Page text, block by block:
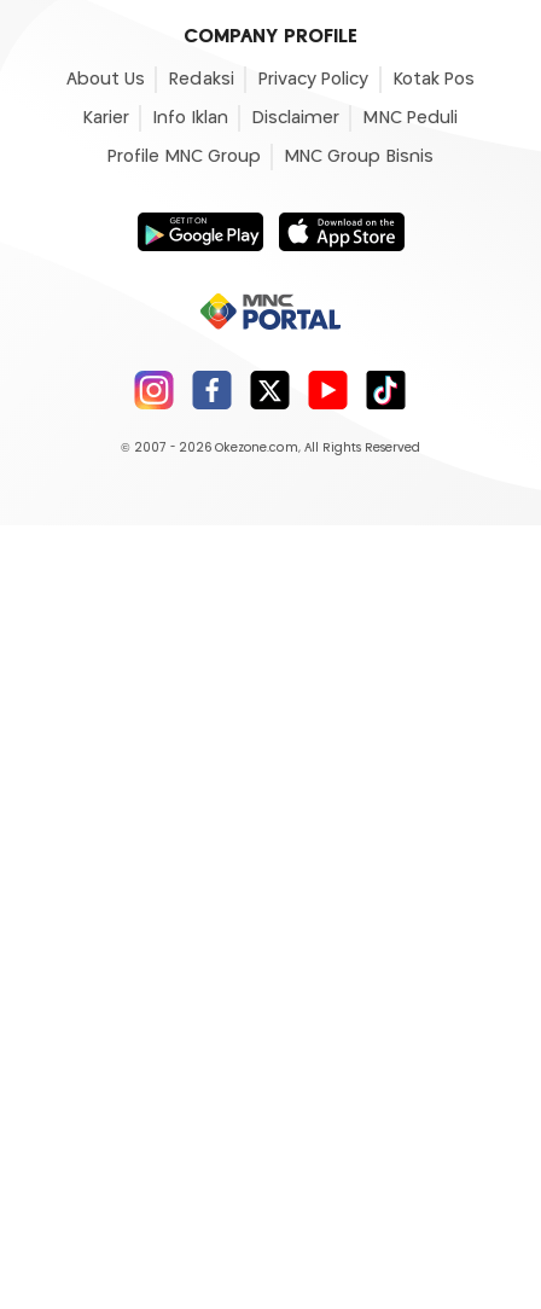
COMPANY PROFILE
About Us Redaksi Privacy Policy Kotak Pos
Karier Info Iklan Disclaimer MNC Peduli
Profile MNC Group MNC Group Bisnis
© 2007 - 2026 Okezone.com, All Rights Reserved